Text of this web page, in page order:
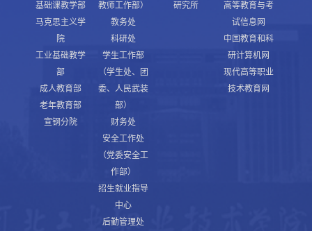
基础课教学部
马克思主义学
院
工业基础教学
部
成人教育部
老年教育部
宣钢分院
教师工作部）
教务处
科研处
学生工作部
（学生处、团
委、人民武装
部）
财务处
安全工作处
（党委安全工
作部）
招生就业指导
中心
后勤管理处
研究所
高等教育与考
试信息网
中国教育和科
研计算机网
现代高等职业
技术教育网